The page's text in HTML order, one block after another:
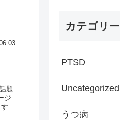
題
ジ
カテゴリー
PTSD
Uncategorized
うつ病